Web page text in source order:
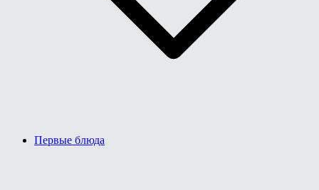
Первые блюда